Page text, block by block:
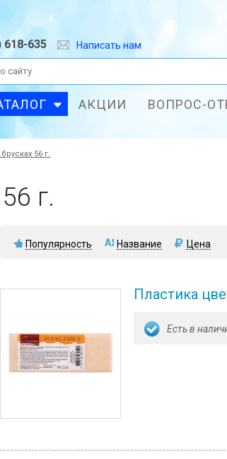
618-635 Написать нам
АКЦИИ ВОПРОС-
56 г.
г.
Популярность Название Цена
Пластика
Есть в